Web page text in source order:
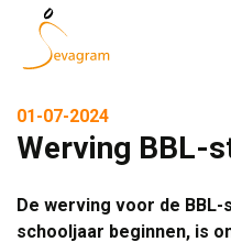
01-07-2024
Werving BBL-
De werving voor de
schooljaar beginnen, is